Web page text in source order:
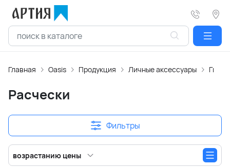
Главная Oasis Продукция Личные аксессуары
Расчески
Фильтры
возрастанию цены